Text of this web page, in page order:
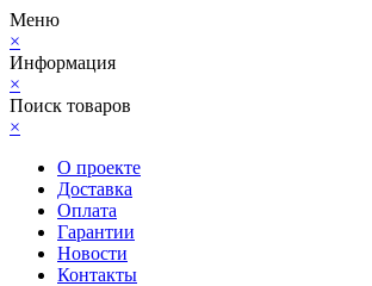
Меню
×
Информация
×
Поиск товаров
×
О проекте
Доставка
Оплата
Гарантии
Новости
Контакты